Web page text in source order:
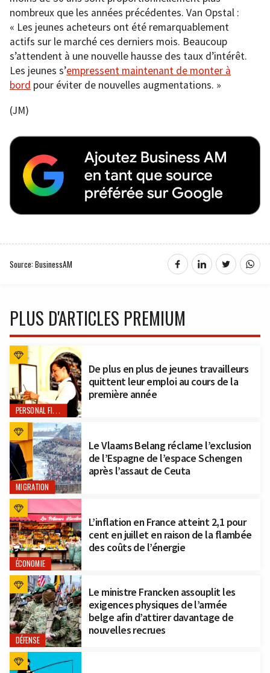
nombreux que les années précédentes. Van Opstal :
« Les jeunes acheteurs ont été remarquablement
actifs sur le marché ces derniers mois. Beaucoup
s’attendent à une nouvelle hausse des taux d’intérêt.
Les jeunes s’empressent maintenant de monter à
bord pour éviter de nouvelles augmentations. »
(JM)
Source: BusinessAM
PLUS D'ARTICLES PREMIUM
PERSONAL FINANCE
De plus en plus de jeunes travailleurs
quittent leur emploi au cours de la
première année
MIGRATION
Le Vlaams Belang réclame l’exclusion
de l’Espagne de l’espace Schengen
après l’assaut de Ceuta
ÉCONOMIE
L’inflation en France atteint 2,1 pour
cent en juillet en raison de la flambée
des coûts de l’énergie
DÉFENSE
Le ministre Francken assouplit les
exigences physiques de l’armée
belge afin d’attirer davantage de
nouvelles recrues